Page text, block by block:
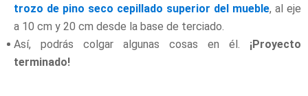
trozo de pino seco cepillado superior del mueble, al eje
a 10 cm y 20 cm desde la base de terciado.
Así, podrás colgar algunas cosas en él. ¡Proyecto
terminado!